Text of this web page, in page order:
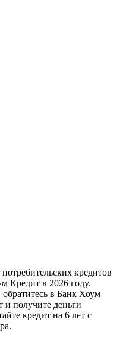
кредитов
Кредит в 2026 году.
в Банк Хоум
и получите деньги
кредит на 6 лет с